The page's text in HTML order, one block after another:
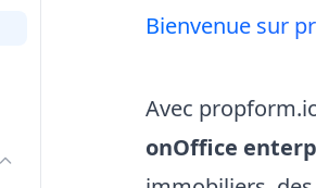
Bienvenue sur
Avec
onOffice